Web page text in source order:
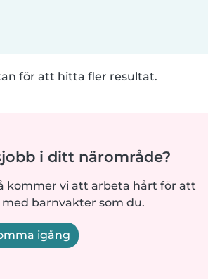
för att hitta fler resultat.
i ditt närområde?
kommer vi att arbeta hårt för att
barnvakter som du.
igång